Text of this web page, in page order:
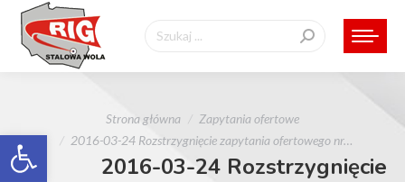
Otwórz pasek narzędzi
Szukaj:
Strona główna
Zapytania ofertowe
2016-03-24 Rozstrzygnięcie zapytania ofertowego nr…
2016-03-24 Rozstrzygnięcie